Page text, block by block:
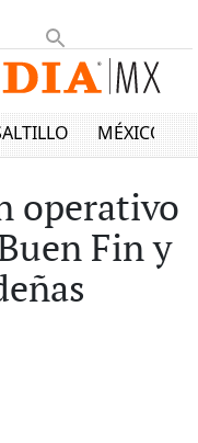
MÉXICO
operativo
Fin y